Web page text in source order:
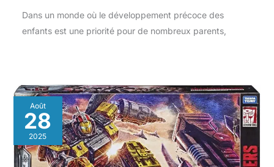
Dans un monde où le développement précoce des
enfants est une priorité pour de nombreux parents,
Août
28
2025